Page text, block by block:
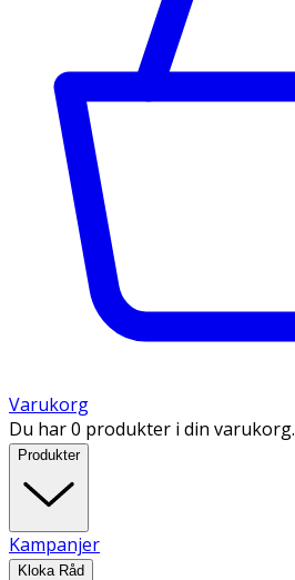
Varukorg
Du har 0 produkter i din varukorg.
Produkter
Kampanjer
Kloka Råd